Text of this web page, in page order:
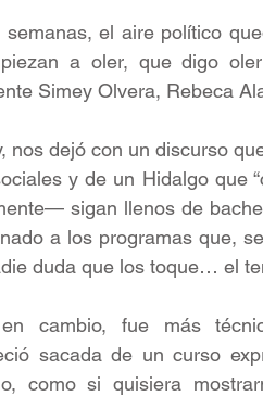
semanas, el aire político
a oler, que digo
Simey Olvera, Rebeca
nos dejó con un discurso
y de un Hidalgo que
sigan llenos de
a los programas que,
duda que los toque… el
cambio, fue más
sacada de un curso
como si quisiera